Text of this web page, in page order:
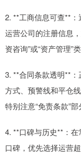
2. **工商信息可查**：
运营公司的注册信息
资咨询”或“资产管理”类
3. **合同条款透明**
方式、预警线和平仓
特别注意“免责条款”部
4. **口碑与历史**：
口碑，优先选择运营